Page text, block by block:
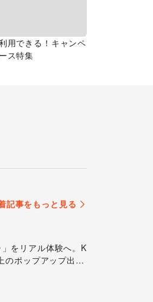
用できる！キャンペ
ス特集
記事をもっと見る
をリアル体験へ。K
のポップアップ出店
との出会い”